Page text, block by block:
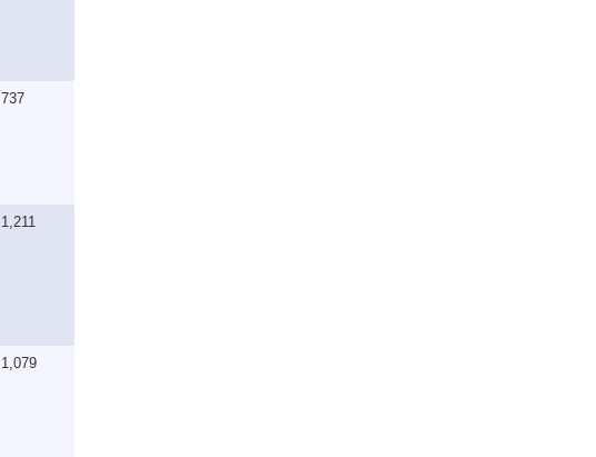
737
1,211
1,079